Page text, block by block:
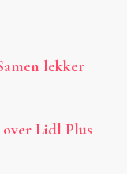
lekker
over Lidl Plus